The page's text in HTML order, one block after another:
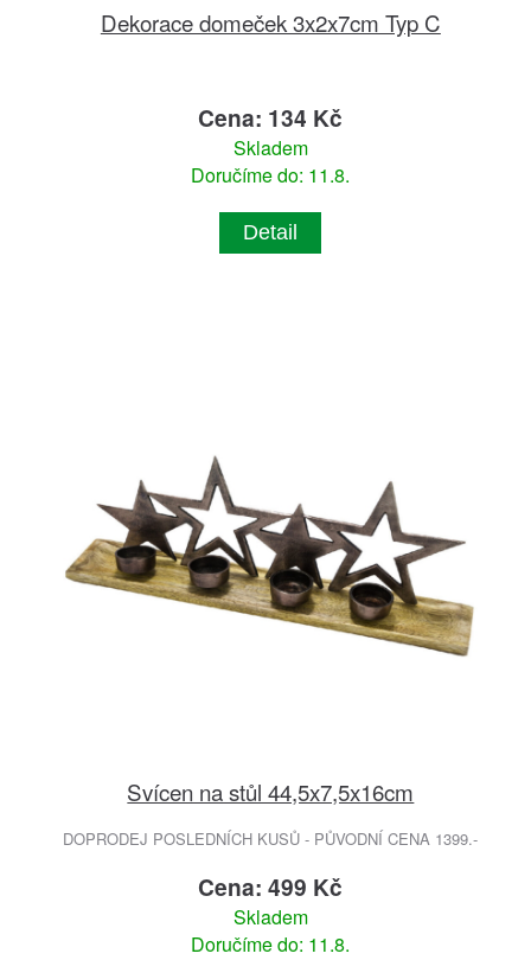
Dekorace domeček 3x2x7cm Typ C
Cena: 134 Kč
Skladem
Doručíme do: 11.8.
Detail
Svícen na stůl 44,5x7,5x16cm
DOPRODEJ POSLEDNÍCH KUSŮ - PŮVODNÍ CENA 1399.-
Cena: 499 Kč
Skladem
Doručíme do: 11.8.